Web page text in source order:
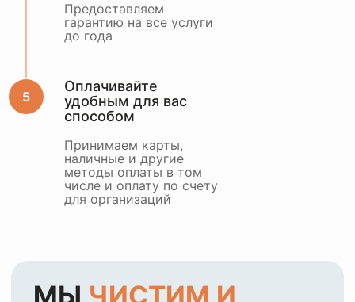
Предоставляем
гарантию на все услуги
до года
Оплачивайте
удобным для вас
способом
Принимаем карты,
наличные и другие
методы оплаты в том
числе и оплату по счету
для организаций